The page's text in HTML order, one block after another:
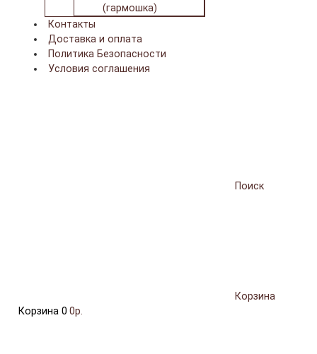
(гармошка)
Контакты
Доставка и оплата
Политика Безопасности
Условия соглашения
Поиск
Корзина
Корзина 0 0р.